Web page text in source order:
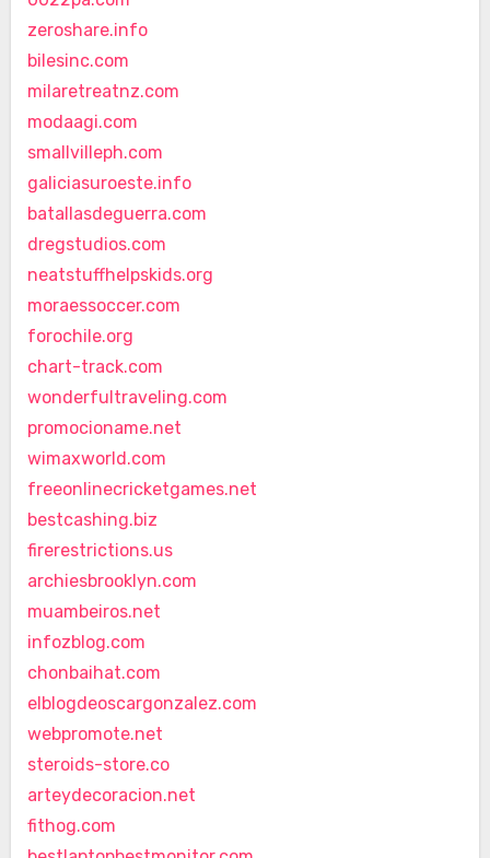
zeroshare.info
bilesinc.com
milaretreatnz.com
modaagi.com
smallvilleph.com
galiciasuroeste.info
batallasdeguerra.com
dregstudios.com
neatstuffhelpskids.org
moraessoccer.com
forochile.org
chart-track.com
wonderfultraveling.com
promocioname.net
wimaxworld.com
freeonlinecricketgames.net
bestcashing.biz
firerestrictions.us
archiesbrooklyn.com
muambeiros.net
infozblog.com
chonbaihat.com
elblogdeoscargonzalez.com
webpromote.net
steroids-store.co
arteydecoracion.net
fithog.com